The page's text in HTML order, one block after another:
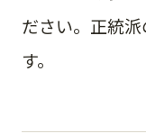
ださい。正統
す。